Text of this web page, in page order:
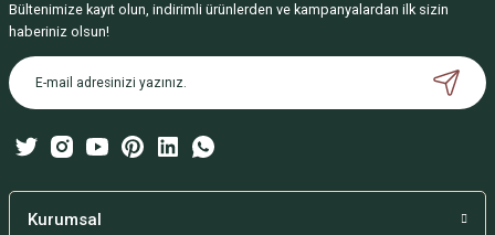
Ürün resmi kalitesiz, bozuk veya görüntülenemiyor.
Ürün açıklamasında eksik bilgiler bulunuyor.
Ürün bilgilerinde hatalar bulunuyor.
Bu ürüne benzer farklı alternatifler olmalı.
Bültenimize kayıt olun, indirimli ürünlerden ve kampanyalardan ilk sizin
haberiniz olsun!
Kurumsal